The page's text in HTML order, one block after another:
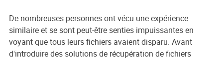
De nombreuses personnes ont vécu une expérience
similaire et se sont peut-être senties impuissantes en
voyant que tous leurs fichiers avaient disparu. Avant
d'introduire des solutions de récupération de fichiers